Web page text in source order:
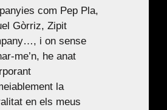
com Pep Pla,
Gòrriz, Zipit
i on sense
me’n, he anat
la
en els meus